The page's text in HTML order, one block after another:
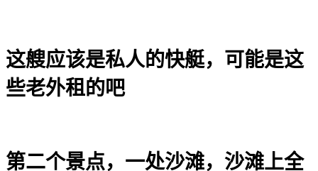
这艘应该是私人的快艇，可能是这
些老外租的吧
第二个景点，一处沙滩，沙滩上全